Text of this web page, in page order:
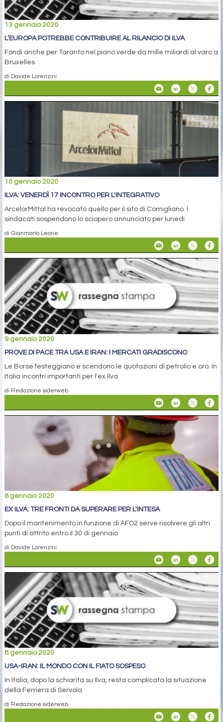
13 gennaio 2020
L’EUROPA POTREBBE CONTRIBUIRE AL RILANCIO DI ILVA
Fondi anche per Taranto nel piano verde da mille miliardi al varo a
Bruxelles
di Davide Lorenzini
10 gennaio 2020
ILVA: VENERDÌ 17 INCONTRO PER L'INTEGRATIVO
ArcelorMittal ha revocato quello per il sito di Cornigliano. I
sindacati sospendono lo sciopero annunciato per lunedì
di Gianmario Leone
9 gennaio 2020
PROVE DI PACE TRA USA E IRAN: I MERCATI GRADISCONO
Le Borse festeggiano e scendono le quotazioni di petrolio e oro. In
Italia incontri importanti per l'ex Ilva
di Redazione siderweb
8 gennaio 2020
EX ILVA: TRE FRONTI DA SUPERARE PER L'INTESA
Dopo il mantenimento in funzione di AFO2 serve risolvere gli altri
punti di attrito entro il 30 di gennaio
di Davide Lorenzini
8 gennaio 2020
USA-IRAN: IL MONDO CON IL FIATO SOSPESO
In Italia, dopo la schiarita su Ilva, resta complicata la situazione
della Ferriera di Servola
di Redazione siderweb